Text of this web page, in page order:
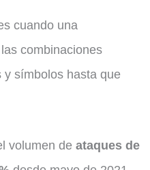
cuando una
combinaciones
y símbolos hasta que
volumen de ataques de